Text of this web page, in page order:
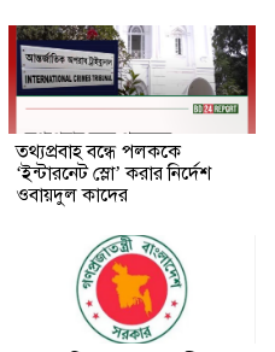
তথ্যপ্রবাহ বন্ধে পলককে
‘ইন্টারনেট স্লো’ করার নির্দেশ
ওবায়দুল কাদের